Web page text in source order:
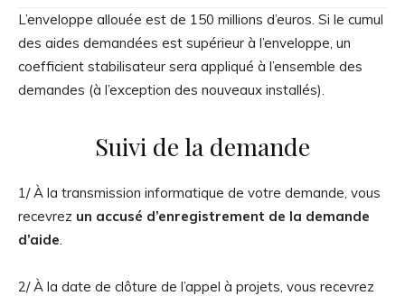
L’enveloppe allouée est de 150 millions d’euros. Si le cumul
des aides demandées est supérieur à l’enveloppe, un
coefficient stabilisateur sera appliqué à l’ensemble des
demandes (à l’exception des nouveaux installés).
Suivi de la demande
1/ À la transmission informatique de votre demande, vous
recevrez un accusé d’enregistrement de la demande
d’aide.
2/ À la date de clôture de l’appel à projets, vous recevrez